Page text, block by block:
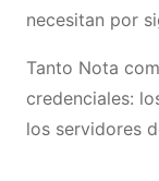
necesitan por
Tanto Nota
credenciales:
los servidores